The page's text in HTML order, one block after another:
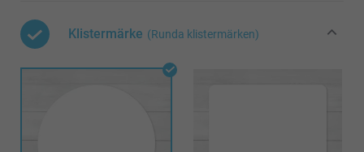
Klistermärke (Runda klistermärken)